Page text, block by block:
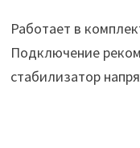
Работает в
Подключение
стабилизатор